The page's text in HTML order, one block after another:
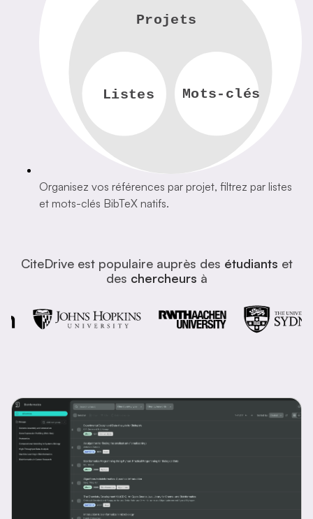
Projets
Listes Mots-clés
Organisez vos références par projet, filtrez par listes
et mots-clés BibTeX natifs.
CiteDrive est populaire auprès des étudiants et
des chercheurs à